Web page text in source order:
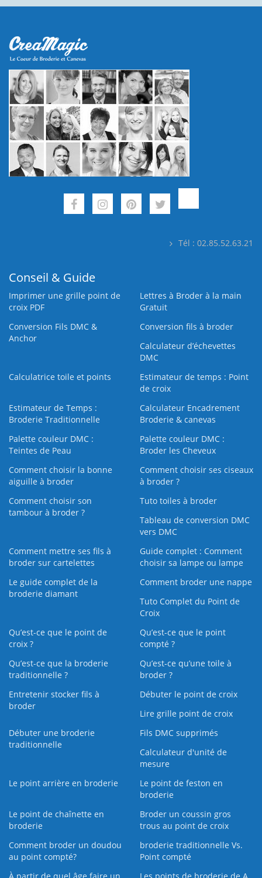
Tél : 02.85.52.63.21
Conseil & Guide
Imprimer une grille point de
croix PDF
Lettres à Broder à la main
Gratuit
Conversion Fils DMC &
Anchor
Conversion fils à broder
Calculateur d’échevettes
DMC
Calculatrice toile et points
Estimateur de temps : Point
de croix
Estimateur de Temps :
Broderie Traditionnelle
Calculateur Encadrement
Broderie & canevas
Palette couleur DMC :
Teintes de Peau
Palette couleur DMC :
Broder les Cheveux
Comment choisir la bonne
aiguille à broder
Comment choisir ses ciseaux
à broder ?
Comment choisir son
tambour à broder ?
Tuto toiles à broder
Tableau de conversion DMC
vers DMC
Comment mettre ses fils à
broder sur cartelettes
Guide complet : Comment
choisir sa lampe ou lampe
Le guide complet de la
broderie diamant
Comment broder une nappe
Tuto Complet du Point de
Croix
Qu’est-ce que le point de
croix ?
Qu’est-ce que le point
compté ?
Qu’est-ce que la broderie
traditionnelle ?
Qu’est‑ce qu’une toile à
broder ?
Entretenir stocker fils à
broder
Débuter le point de croix
Lire grille point de croix
Débuter une broderie
traditionnelle
Fils DMC supprimés
Calculateur d'unité de
mesure
Le point arrière en broderie
Le point de feston en
broderie
Le point de chaînette en
broderie
Broder un coussin gros
trous au point de croix
Comment broder un doudou
au point compté?
broderie traditionnelle Vs.
Point compté